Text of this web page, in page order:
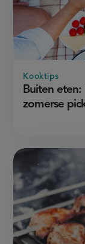
Buiten
zomerse
Kooktips